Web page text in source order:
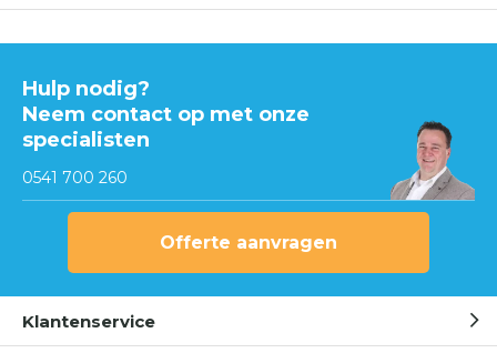
Hulp nodig?
Neem contact op met onze
specialisten
0541 700 260
Offerte aanvragen
Klantenservice